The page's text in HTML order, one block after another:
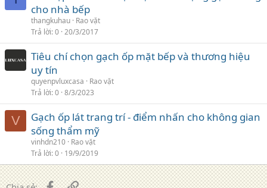
cho nhà bếp
thangkuhau Rao vặt
Trả lời 0 20/3/2017
Tiêu chí chọn gạch ốp mặt bếp và thương hiệu
uy tín
quyenpvluxcasa
Rao vặt
Trả lời 0 8/3/2023
V
Gạch ốp lát trang trí - điểm nhấn cho không gian
sống thẩm mỹ
vinhdn210 Rao vặt
Trả lời 0 19/9/2019
FacebookLiên kết